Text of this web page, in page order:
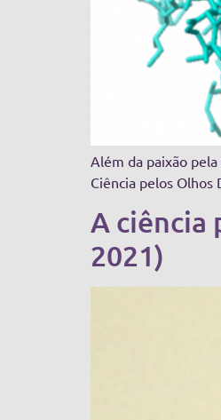
Além da paixão
Ciência pelos Olhos
A ciência
2021)